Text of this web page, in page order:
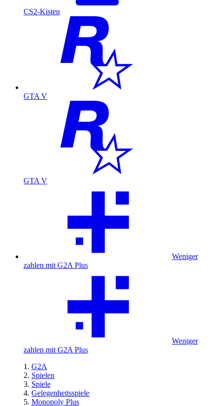
CS2-Kisten
GTA V
GTA V
Weniger
zahlen mit G2A Plus
Weniger
zahlen mit G2A Plus
G2A
Spielen
Spiele
Gelegenheitsspiele
Monopoly Plus